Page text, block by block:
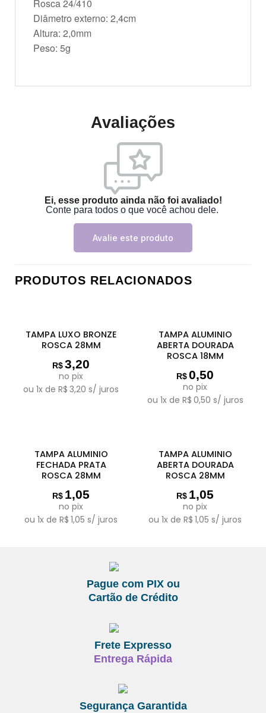
Rosca 24/410
Diâmetro externo: 2,4cm
Altura: 2,0mm
Peso: 5g
Avaliações
Ei, esse produto ainda não foi avaliado!
Conte para todos o que você achou dele.
Avalie este produto
PRODUTOS RELACIONADOS
TAMPA LUXO BRONZE
ROSCA 28MM
R$3,20
no pix
ou 1x de R$ 3,20 s/ juros
TAMPA ALUMINIO
ABERTA DOURADA
ROSCA 18MM
R$0,50
no pix
ou 1x de R$ 0,50 s/ juros
TAMPA ALUMINIO
FECHADA PRATA
ROSCA 28MM
R$ 1,05
no pix
ou 1x de R$ 1,05 s/ juros
TAMPA ALUMINIO
ABERTA DOURADA
ROSCA 28MM
R$ 1,05
no pix
ou 1x de R$ 1,05 s/ juros
Pague com PIX ou
Cartão de Crédito
Frete Expresso
Entrega Rápida
Segurança Garantida